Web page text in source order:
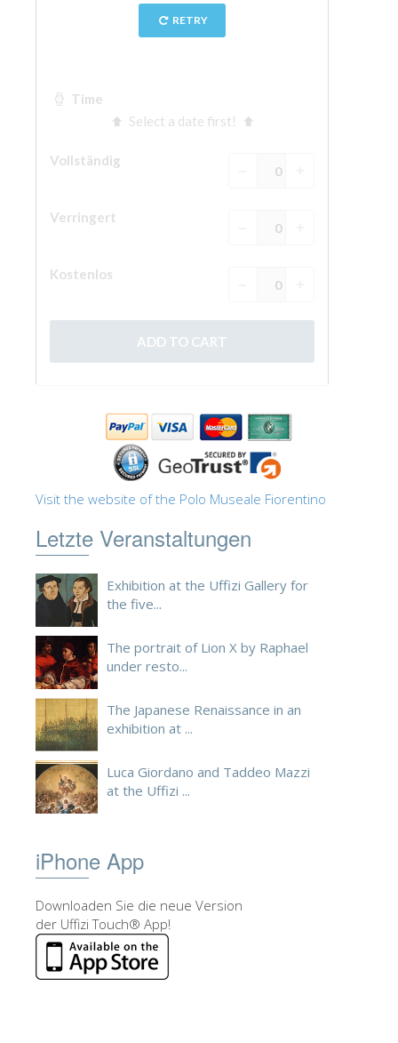
Jetzt buchen
Visit the website of the Polo Museale Fiorentino
Letzte Veranstaltungen
Exhibition at the Uffizi Gallery for
the five...
The portrait of Lion X by Raphael
under resto...
The Japanese Renaissance in an
exhibition at ...
Luca Giordano and Taddeo Mazzi
at the Uffizi ...
iPhone App
Downloaden Sie die neue Version
der Uffizi Touch® App!